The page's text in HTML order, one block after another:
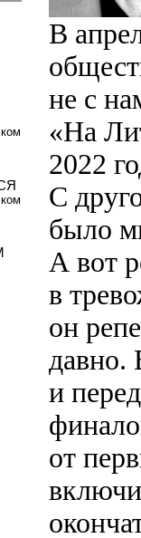
В
не с
«На
2022
С
было
А вот
в
он
давно.
и
от